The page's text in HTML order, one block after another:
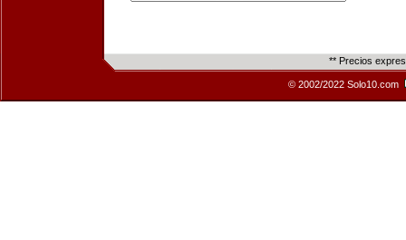
** Precios
© 2002/2022 Solo10.com